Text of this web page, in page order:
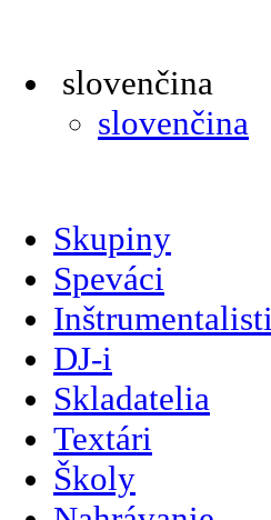
slovenčina
slovenčina
Skupiny
Speváci
Inštrumentalisti
DJ-i
Skladatelia
Textári
Školy